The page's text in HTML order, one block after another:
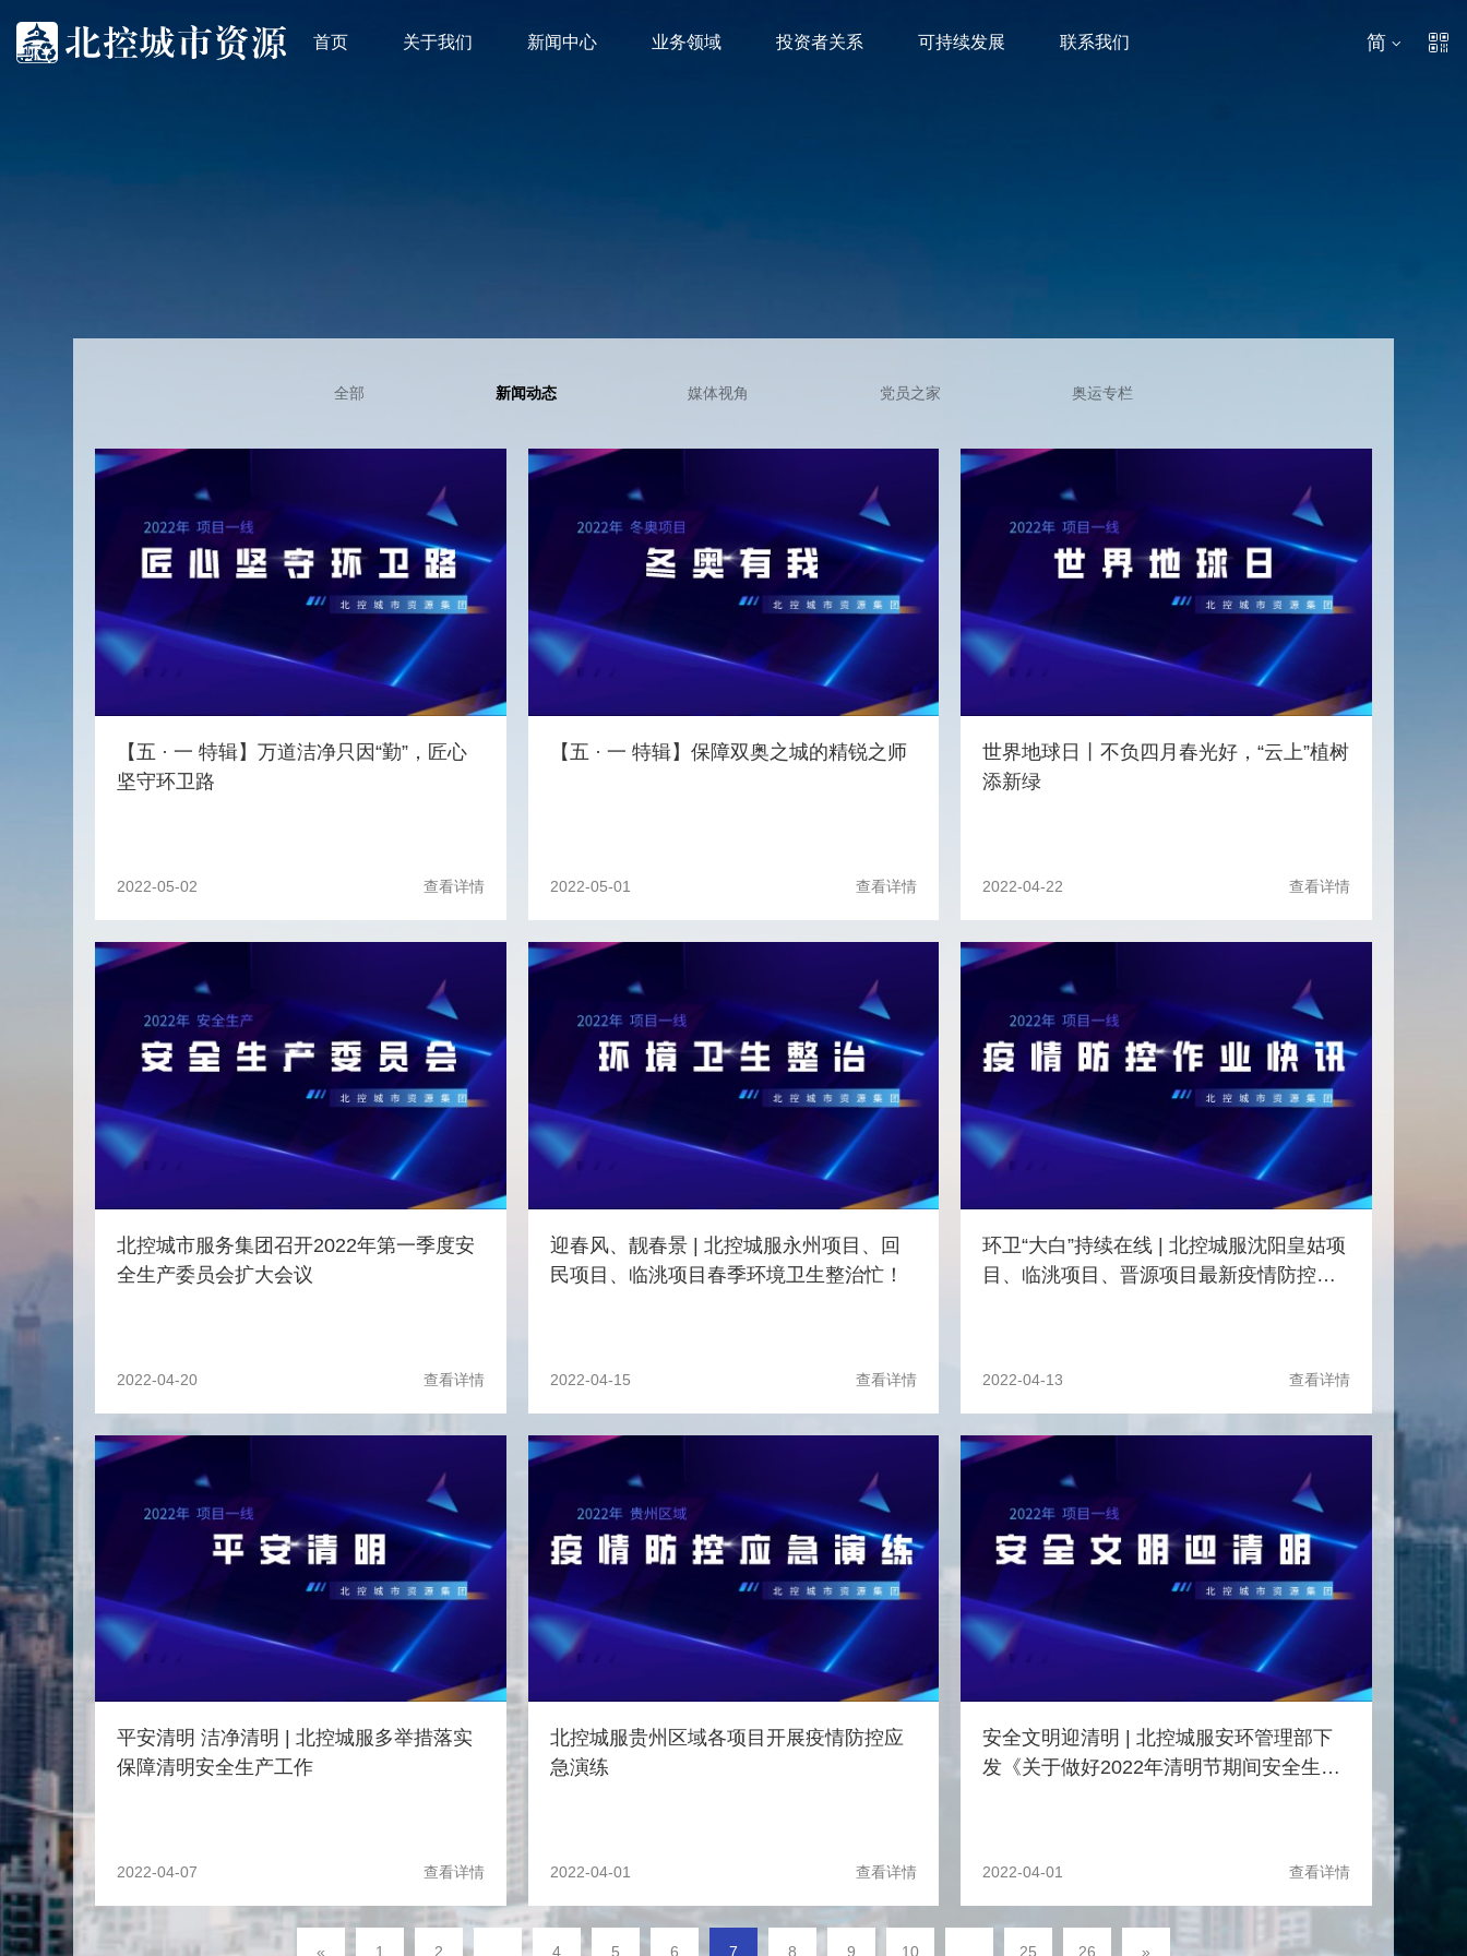
首页 关于我们 新闻中心 业务领域 投资者关系 可持续发展 联系我们 简
全部 新闻动态 媒体视角 党员之家 奥运专栏
【五 · 一 特辑】万道洁净只因“勤”，匠心
坚守环卫路
2022-05-02 查看详情
【五 · 一 特辑】保障双奥之城的精锐之师
2022-05-01 查看详情
世界地球日丨不负四月春光好，“云上”植树
添新绿
2022-04-22 查看详情
北控城市服务集团召开2022年第一季度安
全生产委员会扩大会议
2022-04-20 查看详情
迎春风、靓春景 | 北控城服永州项目、回
民项目、临洮项目春季环境卫生整治忙！
2022-04-15 查看详情
环卫“大白”持续在线 | 北控城服沈阳皇姑项
目、临洮项目、晋源项目最新疫情防控作
2022-04-13 查看详情
平安清明 洁净清明 | 北控城服多举措落实
保障清明安全生产工作
2022-04-07 查看详情
北控城服贵州区域各项目开展疫情防控应
急演练
2022-04-01 查看详情
安全文明迎清明 | 北控城服安环管理部下
发《关于做好2022年清明节期间安全生产
2022-04-01 查看详情
« 1 2 4 5 6 7 8 9 10 25 26 »